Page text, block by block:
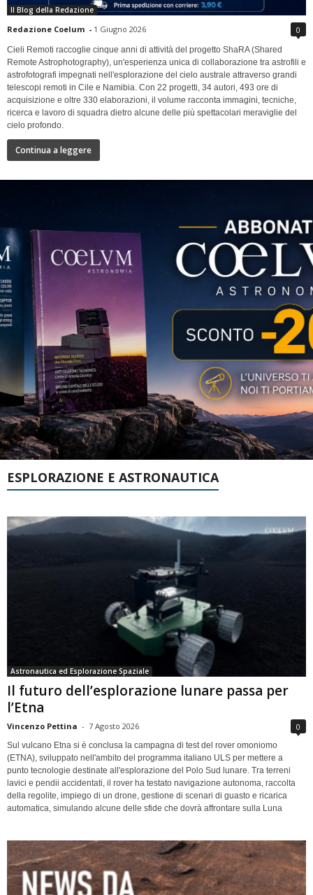
Il Blog della Redazione
Redazione Coelum - 1 Giugno 2026 0
Cieli Remoti raccoglie cinque anni di attività del progetto ShaRA (Shared
Remote Astrophotography), un'esperienza unica di collaborazione tra astrofili e
astrofotografi impegnati nell'esplorazione del cielo australe attraverso grandi
telescopi remoti in Cile e Namibia. Con 22 progetti, 34 autori, 493 ore di
acquisizione e oltre 330 elaborazioni, il volume racconta immagini, tecniche,
ricerca e lavoro di squadra dietro alcune delle più spettacolari meraviglie del
cielo profondo.
Continua a leggere
ESPLORAZIONE E ASTRONAUTICA
Astronautica ed Esplorazione Spaziale
Il futuro dell’esplorazione lunare passa per
l’Etna
Vincenzo Pettina - 7 Agosto 2026 0
Sul vulcano Etna si è conclusa la campagna di test del rover omoniomo
(ETNA), sviluppato nell'ambito del programma italiano ULS per mettere a
punto tecnologie destinate all'esplorazione del Polo Sud lunare. Tra terreni
lavici e pendii accidentati, il rover ha testato navigazione autonoma, raccolta
della regolite, impiego di un drone, gestione di scenari di guasto e ricarica
automatica, simulando alcune delle sfide che dovrà affrontare sulla Luna